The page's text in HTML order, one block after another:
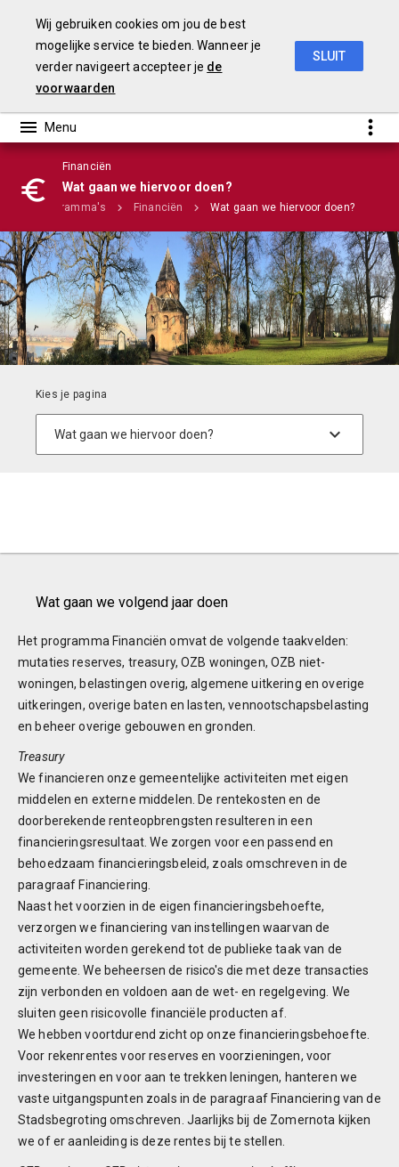
Financiën
Wat gaan we hiervoor doen?
Programma's Financiën Wat gaan we hiervoor doen?
Wat gaan we volgend jaar doen
Het programma Financiën omvat de volgende taakvelden:
mutaties reserves, treasury, OZB woningen, OZB niet-
woningen, belastingen overig, algemene uitkering en overige
uitkeringen, overige baten en lasten, vennootschapsbelasting
en beheer overige gebouwen en gronden.
Treasury
We financieren onze gemeentelijke activiteiten met eigen
middelen en externe middelen. De rentekosten en de
doorberekende renteopbrengsten resulteren in een
financieringsresultaat. We zorgen voor een passend en
behoedzaam financieringsbeleid, zoals omschreven in de
paragraaf Financiering.
Naast het voorzien in de eigen financieringsbehoefte,
verzorgen we financiering van instellingen waarvan de
activiteiten worden gerekend tot de publieke taak van de
gemeente. We beheersen de risico's die met deze transacties
zijn verbonden en voldoen aan de wet- en regelgeving. We
sluiten geen risicovolle financiële producten af.
We hebben voortdurend zicht op onze financieringsbehoefte.
Voor rekenrentes voor reserves en voorzieningen, voor
investeringen en voor aan te trekken leningen, hanteren we
vaste uitgangspunten zoals in de paragraaf Financiering van de
Stadsbegroting omschreven. Jaarlijks bij de Zomernota kijken
we of er aanleiding is deze rentes bij te stellen.
Wij gebruiken cookies om jou de best
mogelijke service te bieden. Wanneer je
verder navigeert accepteer je de
voorwaarden
SLUIT